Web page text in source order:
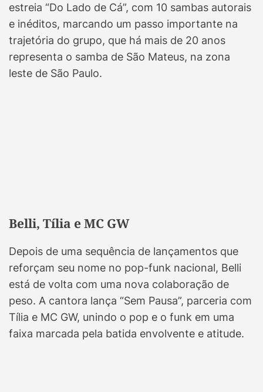
estreia “Do Lado de Cá”, com 10 sambas autorais
e inéditos, marcando um passo importante na
trajetória do grupo, que há mais de 20 anos
representa o samba de São Mateus, na zona
leste de São Paulo.
Belli, Tília e MC GW
Depois de uma sequência de lançamentos que
reforçam seu nome no pop-funk nacional, Belli
está de volta com uma nova colaboração de
peso. A cantora lança “Sem Pausa”, parceria com
Tília e MC GW, unindo o pop e o funk em uma
faixa marcada pela batida envolvente e atitude.